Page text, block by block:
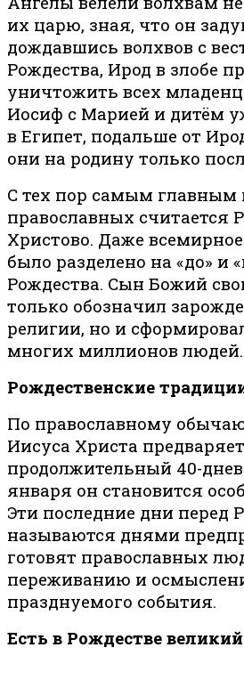
их царю, зная, что он
дождавшись волхвов с
Рождества, Ирод в злобе
уничтожить всех
Иосиф с Марией и дитём
в Египет, подальше от
они на родину только
С тех пор самым главным
православных считается
Христово. Даже
было разделено на «до» и
Рождества. Сын Божий
только обозначил
религии, но и
многих миллионов людей.
Рождественские
По православному
Иисуса Христа предваряет
продолжительный 40-
января он становится
Эти последние дни перед
называются днями
готовят православных
переживанию и
празднуемого события.
Есть в Рождестве